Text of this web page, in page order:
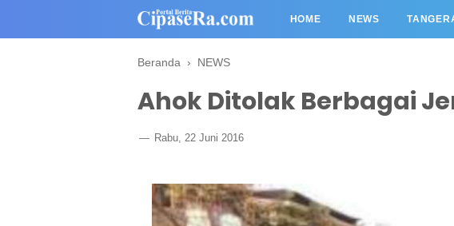
HOME NEWS
Beranda › NEWS
Ahok Ditolak Berbagai
Rabu, 22 Juni 2016